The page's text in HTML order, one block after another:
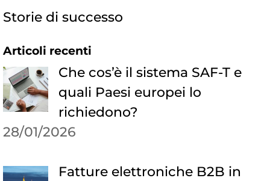
Storie di successo
Articoli recenti
Che cos’è il sistema SAF-T e
quali Paesi europei lo
richiedono?
28/01/2026
Fatture elettroniche B2B in